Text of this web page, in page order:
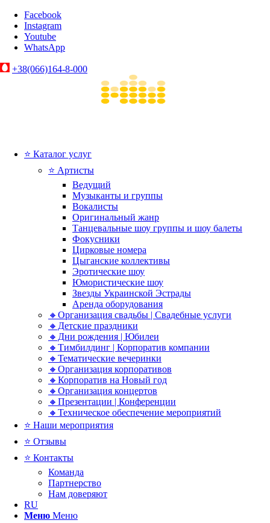
Facebook
Instagram
Youtube
WhatsApp
+38(066)164-8-000
⭐ Каталог услуг
⭐ Артисты
Ведущий
Музыканты и группы
Вокалисты
Оригинальный жанр
Танцевальные шоу группы и шоу балеты
Фокусники
Цирковые номера
Цыганские коллективы
Эротические шоу
Юмористические шоу
Звезды Украинской Эстрады
Аренда оборудования
🔸Организация свадьбы | Свадебные услуги
🔸Детские праздники
🔸Дни рождения | Юбилеи
🔸Тимбилдинг | Корпоратив компании
🔸Тематические вечеринки
🔸Организация корпоративов
🔸Корпоратив на Новый год
🔸Организация концертов
🔸Презентации | Конференции
🔸Техническое обеспечение мероприятий
⭐ Наши мероприятия
⭐ Отзывы
⭐ Контакты
Команда
Партнерство
Нам доверяют
RU
Меню Меню